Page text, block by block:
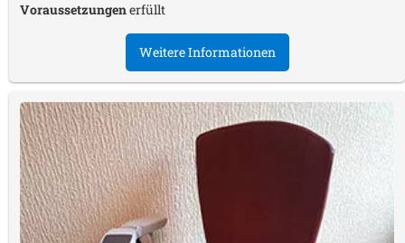
Voraussetzungenerfüllt
Weitere Informationen